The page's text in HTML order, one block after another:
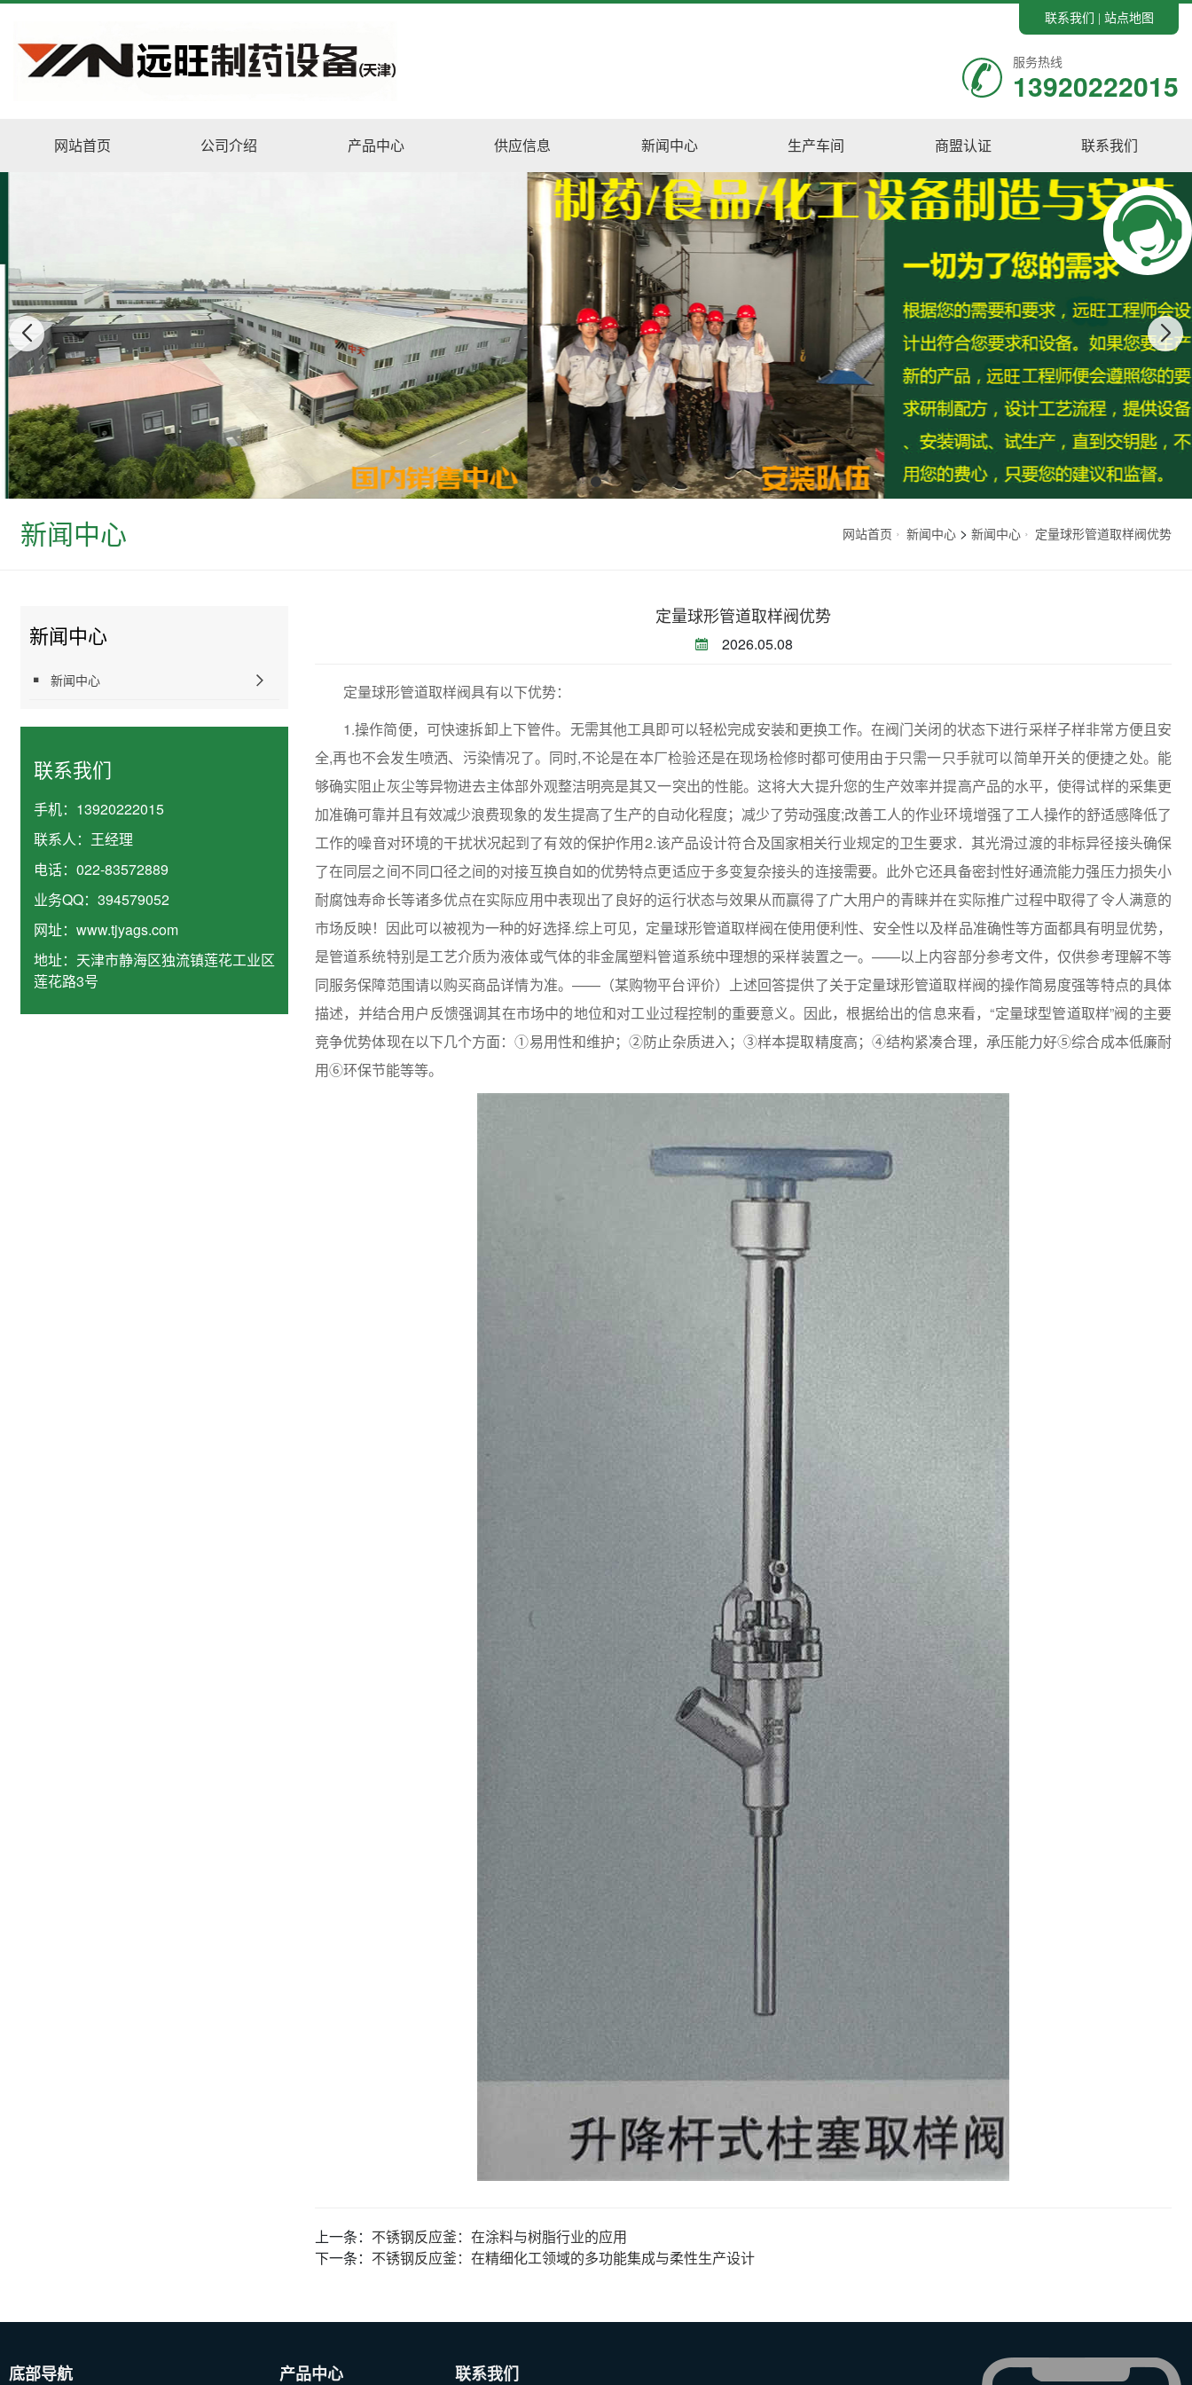
联系我们 站点地图
服务热线
13920222015
网站首页 公司介绍 产品中心 供应信息 新闻中心 生产车间 商盟认证 联系我们
新闻中心 网站首页 新闻中心> 新闻中心 定量球形管道取样阀优势
新闻中心
新闻中心
联系我们
手机： 13920222015
联系人： 王经理
电话： 022-83572889
业务QQ： 394579052
网址： www.tjyags.com
地址： 天津市静海区独流镇莲花工业区
莲花路3号
定量球形管道取样阀优势
2026.05.08
定量球形管道取样阀具有以下优势：
1.操作简便，可快速拆卸上下管件。无需其他工具即可以轻松完成安装和更换工作。在阀门关闭的状态下进行采样子样非常方便且安
全,再也不会发生喷洒、污染情况了。同时,不论是在本厂检验还是在现场检修时都可使用由于只需一只手就可以简单开关的便捷之处。能
够确实阻止灰尘等异物进去主体部外观整洁明亮是其又一突出的性能。这将大大提升您的生产效率并提高产品的水平，使得试样的采集更
加准确可靠并且有效减少浪费现象的发生提高了生产的自动化程度；减少了劳动强度;改善工人的作业环境增强了工人操作的舒适感降低了
工作的噪音对环境的干扰状况起到了有效的保护作用2.该产品设计符合及国家相关行业规定的卫生要求．其光滑过渡的非标异径接头确保
了在同层之间不同口径之间的对接互换自如的优势特点更适应于多变复杂接头的连接需要。此外它还具备密封性好通流能力强压力损失小
耐腐蚀寿命长等诸多优点在实际应用中表现出了良好的运行状态与效果从而赢得了广大用户的青睐并在实际推广过程中取得了令人满意的
市场反映！因此可以被视为一种的好选择.综上可见，定量球形管道取样阀在使用便利性、安全性以及样品准确性等方面都具有明显优势，
是管道系统特别是工艺介质为液体或气体的非金属塑料管道系统中理想的采样装置之一。——以上内容部分参考文件，仅供参考理解不等
同服务保障范围请以购买商品详情为准。——（某购物平台评价）上述回答提供了关于定量球形管道取样阀的操作简易度强等特点的具体
描述，并结合用户反馈强调其在市场中的地位和对工业过程控制的重要意义。因此，根据给出的信息来看，“定量球型管道取样”阀的主要
竞争优势体现在以下几个方面：①易用性和维护；②防止杂质进入；③样本提取精度高；④结构紧凑合理，承压能力好⑤综合成本低廉耐
用⑥环保节能等等。
上一条： 不锈钢反应釜：在涂料与树脂行业的应用
下一条： 不锈钢反应釜：在精细化工领域的多功能集成与柔性生产设计
底部导航 产品中心 联系我们